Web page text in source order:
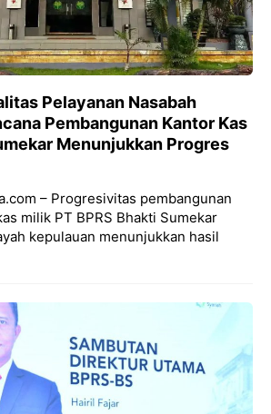
Pelayanan Nasabah
Pembangunan Kantor Kas
Menunjukkan Progres
– Progresivitas pembangunan
milik PT BPRS Bhakti Sumekar
kepulauan menunjukkan hasil